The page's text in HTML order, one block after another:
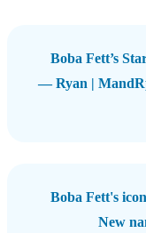
Boba Fett’s
— Ryan |
Boba Fett's
New